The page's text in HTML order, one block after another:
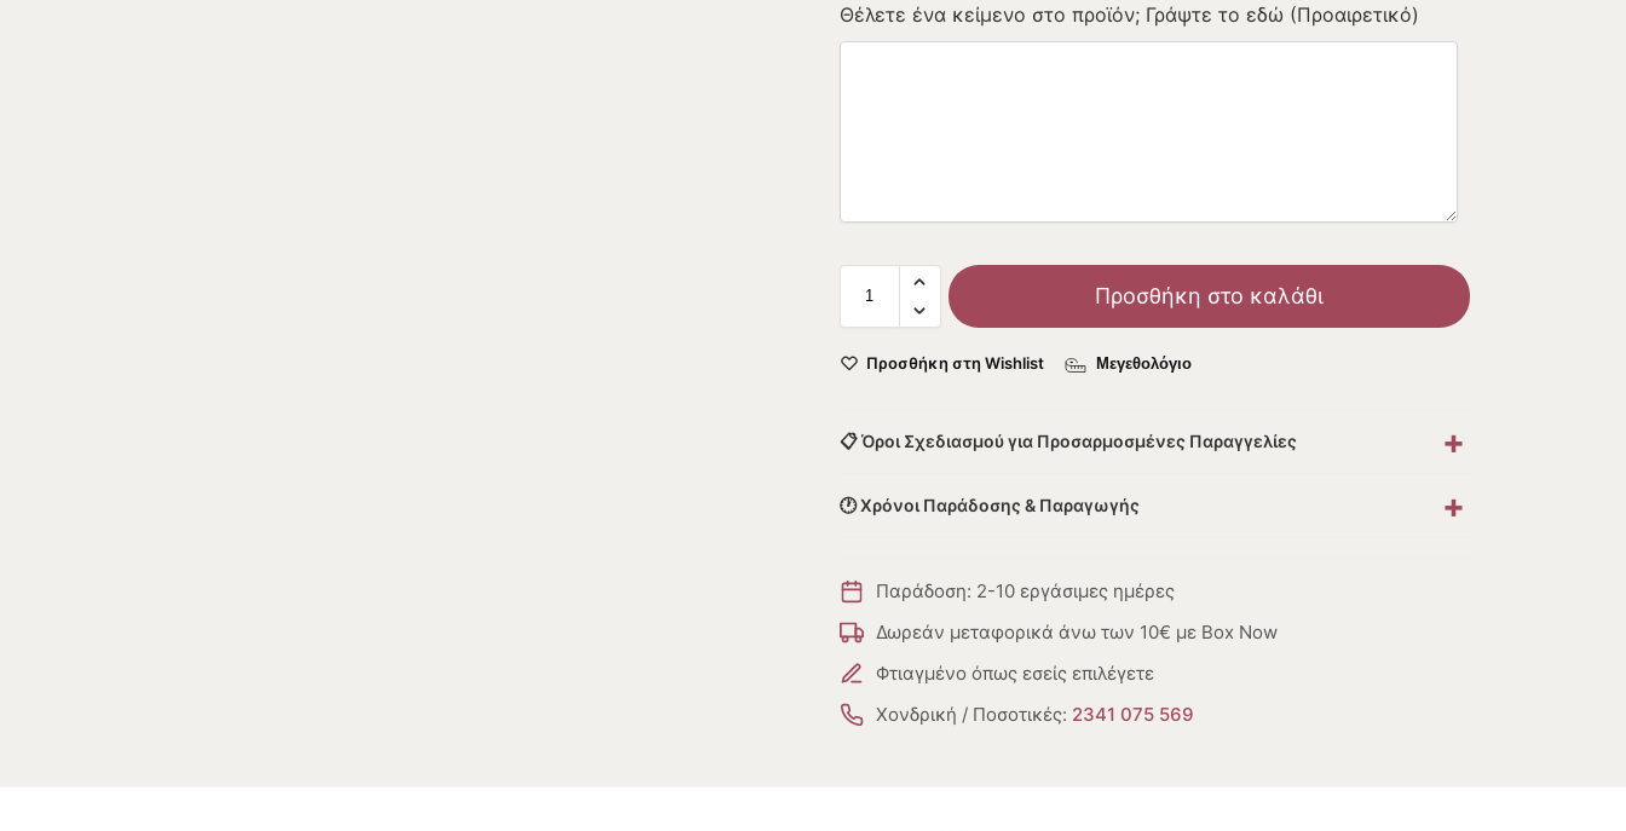
Θέλετε ένα κείμενο στο προϊόν; Γράψτε το εδώ (Προαιρετικό)
Προσθήκη στο καλάθι
Προσθήκη στη Wishlist Μεγεθολόγιο
📋 Όροι Σχεδιασμού για Προσαρμοσμένες Παραγγελίες +
🕐 Χρόνοι Παράδοσης & Παραγωγής +
Παράδοση: 2-10 εργάσιμες ημέρες
Δωρεάν μεταφορικά άνω των 10€ με Box Now
Φτιαγμένο όπως εσείς επιλέγετε
Χονδρική / Ποσοτικές: 2341 075 569